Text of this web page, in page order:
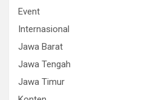
Event
Internasional
Jawa Barat
Jawa Tengah
Jawa Timur